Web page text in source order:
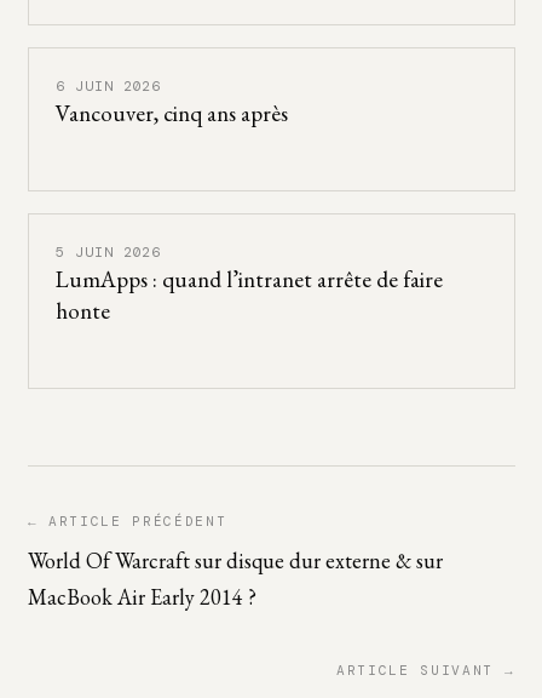
6 JUIN 2026
Vancouver, cinq ans après
5 JUIN 2026
LumApps : quand l’intranet arrête de faire
honte
← ARTICLE PRÉCÉDENT
World Of Warcraft sur disque dur externe & sur
MacBook Air Early 2014 ?
ARTICLE SUIVANT →